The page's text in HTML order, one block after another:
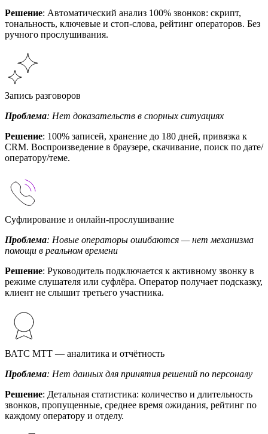
Решение: Автоматический анализ 100% звонков: скрипт,
тональность, ключевые и стоп-слова, рейтинг операторов. Без
ручного прослушивания.
Запись разговоров
Проблема: Нет доказательств в спорных ситуациях
Решение: 100% записей, хранение до 180 дней, привязка к
CRM. Воспроизведение в браузере, скачивание, поиск по дате/
оператору/теме.
Суфлирование и онлайн-прослушивание
Проблема: Новые операторы ошибаются — нет механизма
помощи в реальном времени
Решение: Руководитель подключается к активному звонку в
режиме слушателя или суфлёра. Оператор получает подсказку,
клиент не слышит третьего участника.
ВАТС МТТ — аналитика и отчётность
Проблема: Нет данных для принятия решений по персоналу
Решение: Детальная статистика: количество и длительность
звонков, пропущенные, среднее время ожидания, рейтинг по
каждому оператору и отделу.